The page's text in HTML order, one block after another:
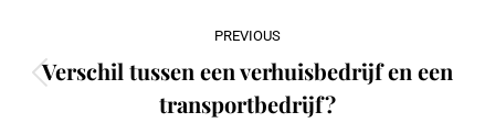
navigation
PREVIOUS
Previous
post:
Verschil tussen een verhuisbedrijf en een
transportbedrijf?